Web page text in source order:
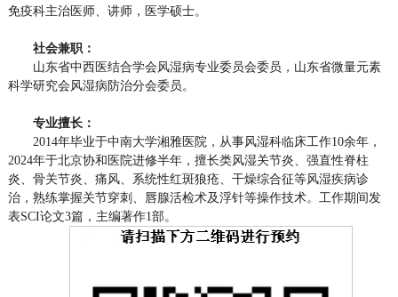
免疫科主治医师、讲师，医学硕士。
社会兼职：
山东省中西医结合学会风湿病专业委员会委员，山东省微量元素
科学研究会风湿病防治分会委员。
专业擅长：
2014年毕业于中南大学湘雅医院，从事风湿科临床工作10余年，
2024年于北京协和医院进修半年，擅长类风湿关节炎、强直性脊柱
炎、骨关节炎、痛风、系统性红斑狼疮、干燥综合征等风湿疾病诊
治，熟练掌握关节穿刺、唇腺活检术及浮针等操作技术。工作期间发
表SCI论文3篇，主编著作1部。